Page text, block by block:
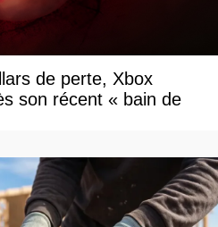
de perte, Xbox
son récent « bain de